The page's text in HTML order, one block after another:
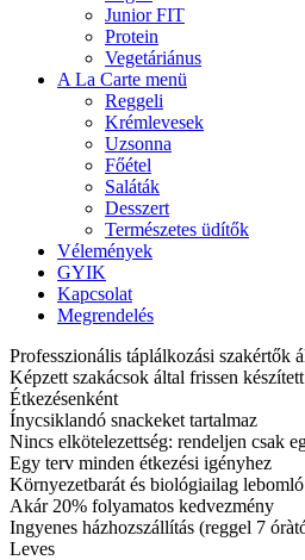
Junior FIT
Protein
Vegetáriánus
A La Carte menü
Reggeli
Krémlevesek
Uzsonna
Főétel
Saláták
Desszert
Természetes üdítők
Vélemények
GYIK
Kapcsolat
Megrendelés
Professzionális táplálkozási szakértők
Képzett szakácsok által frissen készített
Étkezésenként
Ínycsiklandó snackeket tartalmaz
Nincs elkötelezettség: rendeljen csak
Egy terv minden étkezési igényhez
Környezetbarát és biológiailag
Akár 20% folyamatos kedvezmény
Ingyenes házhozszállítás (reggel 7
Leves